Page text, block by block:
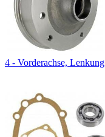
4 - Vorderachse, Lenkung